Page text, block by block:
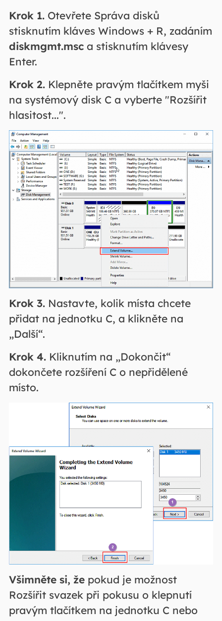
Krok 1.Otevřete Správa disků
stisknutím kláves Windows + R, zadáním
diskmgmt.msca stisknutím klávesy
Enter.
Krok 2.Klepněte pravým tlačítkem myši
na systémový disk C a vyberte "Rozšířit
hlasitost...".
Krok 3.Nastavte, kolik místa chcete
přidat na jednotku C, a klikněte na
„Další“.
Krok 4.Kliknutím na „Dokončit“
dokončete rozšíření C o nepřidělené
místo.
Všimněte si, žepokud je možnost
Rozšířit svazek při pokusu o klepnutí
pravým tlačítkem na jednotku C nebo